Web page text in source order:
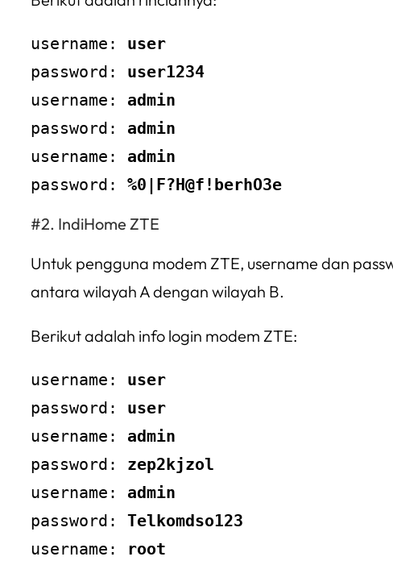
username: user
password: user1234
username: admin
password: admin
username: admin
password: %0|F?H@f!berhO3e
IndiHome ZTE
Untuk pengguna modem ZTE, username dan
antara wilayah A dengan wilayah B.
Berikut adalah info login modem ZTE:
username: user
password: user
username: admin
password: zep2kjzol
username: admin
password: Telkomdso123
username: root